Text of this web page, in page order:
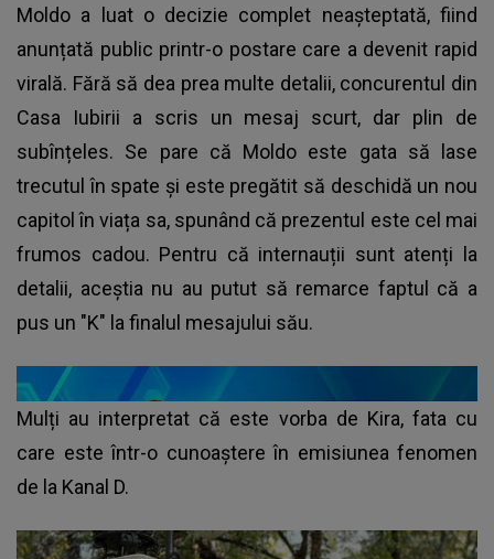
Moldo a luat o decizie complet neașteptată, fiind
anunțată public printr-o postare care a devenit rapid
virală. Fără să dea prea multe detalii, concurentul din
Casa Iubirii a scris un mesaj scurt, dar plin de
subînțeles. Se pare că Moldo este gata să lase
trecutul în spate și este pregătit să deschidă un nou
capitol în viața sa, spunând că prezentul este cel mai
frumos cadou. Pentru că internauții sunt atenți la
detalii, aceștia nu au putut să remarce faptul că a
pus un "K" la finalul mesajului său.
Mulți au interpretat că este vorba de Kira, fata cu
care este într-o cunoaștere în emisiunea fenomen
de la Kanal D.